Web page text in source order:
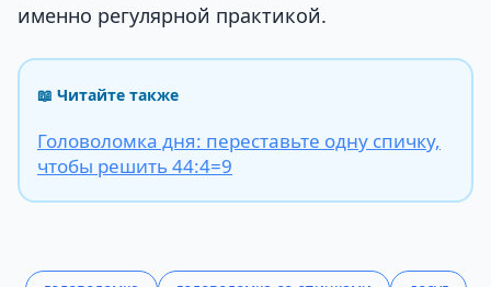
именно регулярной практикой.
📖 Читайте также
Головоломка дня: переставьте одну спичку,
чтобы решить 44:4=9